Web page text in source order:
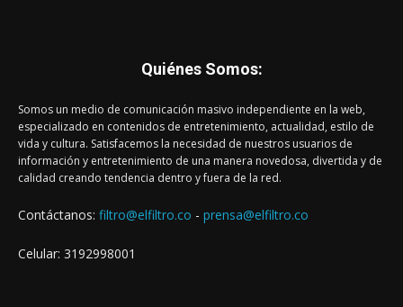
Quiénes Somos:
Somos un medio de comunicación masivo independiente en la web,
especializado en contenidos de entretenimiento, actualidad, estilo de
vida y cultura. Satisfacemos la necesidad de nuestros usuarios de
información y entretenimiento de una manera novedosa, divertida y de
calidad creando tendencia dentro y fuera de la red.
Contáctanos: filtro@elfiltro.co - prensa@elfiltro.co
Celular: 3192998001